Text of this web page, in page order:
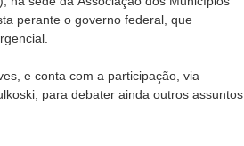
perante o governo federal, que
e conta com a participação, via
para debater ainda outros assuntos